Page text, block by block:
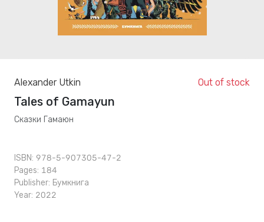
Alexander Utkin Out of stock
Tales of Gamayun
Сказки Гамаюн
ISBN: 978-5-907305-47-2
Pages: 184
Publisher: Бумкнига
Year: 2022